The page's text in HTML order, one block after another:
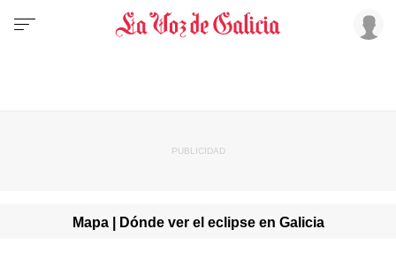
Mapa | Dónde ver el eclipse en Galicia